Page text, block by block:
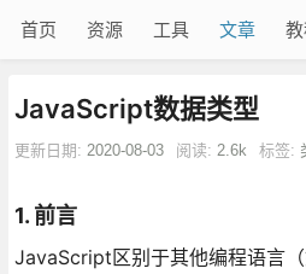
首页 资源 工具 文章
JavaScript数据类型
更新日期: 2020-08-03 阅读: 2.6k 标签:
1. 前言
JavaScript区别于其他编程语言